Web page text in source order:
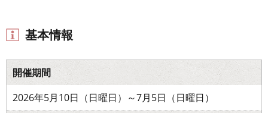
基本情報
開催期間
2026年5月10日（日曜日）～7月5日（日曜日）